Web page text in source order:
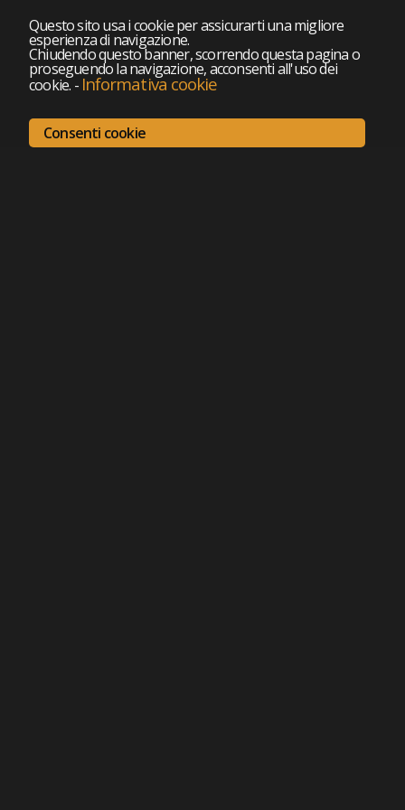
Questo sito usa i cookie per assicurarti una migliore
esperienza di navigazione.
Chiudendo questo banner, scorrendo questa pagina o
proseguendo la navigazione, acconsenti all'uso dei
cookie. - Informativa cookie
Consenti cookie